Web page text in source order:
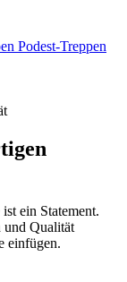
Podest-Treppen
ein Statement.
und Qualität
einfügen.